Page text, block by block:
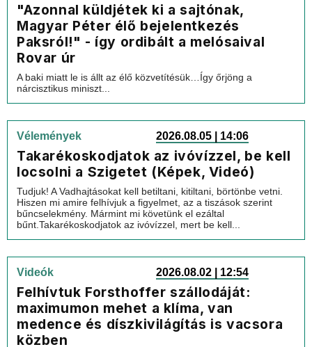
"Azonnal küldjétek ki a sajtónak,
Magyar Péter élő bejelentkezés
Paksról!" - így ordibált a melósaival
Rovar úr
A baki miatt le is állt az élő közvetítésük…Így őrjöng a
nárcisztikus miniszt...
Vélemények 2026.08.05 | 14:06
Takarékoskodjatok az ivóvízzel, be kell
locsolni a Szigetet (Képek, Videó)
Tudjuk! A Vadhajtásokat kell betiltani, kitiltani, börtönbe vetni.
Hiszen mi amire felhívjuk a figyelmet, az a tiszások szerint
bűncselekmény. Mármint mi követünk el ezáltal
bűnt.Takarékoskodjatok az ivóvízzel, mert be kell...
Videók 2026.08.02 | 12:54
Felhívtuk Forsthoffer szállodáját:
maximumon mehet a klíma, van
medence és díszkivilágítás is vacsora
közben